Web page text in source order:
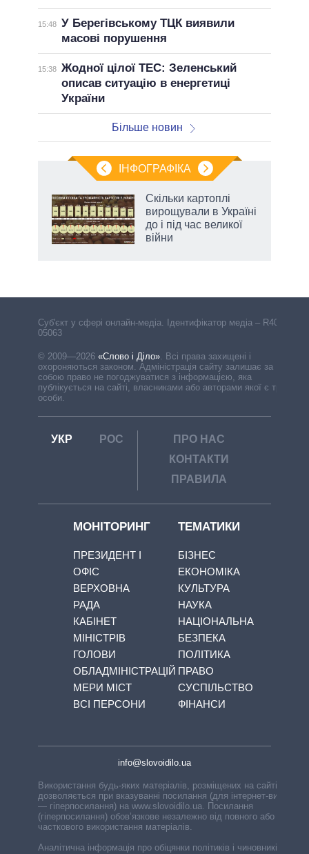
15:48 У Берегівському ТЦК виявили
масові порушення
15:38 Жодної цілої ТЕС: Зеленський
описав ситуацію в енергетиці
України
Більше новин
ІНФОГРАФІКА
Скільки картоплі
вирощували в Україні
до і під час великої
війни
Cуб'єкт у сфері онлайн-медіа. Ідентифікатор медіа – R40-
05063
© 2009—2026 «Слово і Діло». Всі права захищені і
охороняються законом. Адміністрація сайту залишає за
собою право не погоджуватися з інформацією, яка
публікується на сайті, власниками або авторами якої є треті
особи.
УКР РОС
ПРО НАС
КОНТАКТИ
ПРАВИЛА
МОНІТОРИНГ
ПРЕЗИДЕНТ І
ОФІС
ВЕРХОВНА
РАДА
КАБІНЕТ
МІНІСТРІВ
ГОЛОВИ
ОБЛАДМІНІСТРАЦІЙ
МЕРИ МІСТ
ВСІ ПЕРСОНИ
ТЕМАТИКИ
БІЗНЕС
ЕКОНОМІКА
КУЛЬТУРА
НАУКА
НАЦІОНАЛЬНА
БЕЗПЕКА
ПОЛІТИКА
ПРАВО
СУСПІЛЬСТВО
ФІНАНСИ
info@slovoidilo.ua
Використання будь-яких матеріалів, розміщених на сайті,
дозволяється при вказуванні посилання (для інтернет-видань
— гіперпосилання) на www.slovoidilo.ua. Посилання
(гіперпосилання) обов’язкове незалежно від повного або
часткового використання матеріалів.
Аналітична інформація про обіцянки політиків і чиновників,